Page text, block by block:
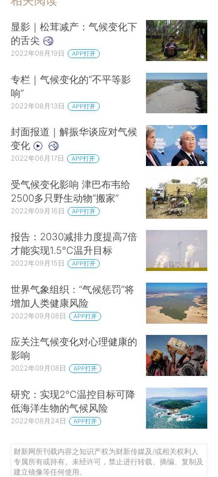
显影｜松茸减产：气候变化下
的舌尖
2022年08月19日 APP打开
专栏｜气候变化的“不平等影
响”
2022年08月13日 APP打开
封面报道｜解振华谈应对气候
变化
2022年06月17日 APP打开
受气候变化影响 津巴布韦给
2500多只野生动物“搬家”
2022年09月16日 APP打开
报告：2030减排力度提高7倍
才能实现1.5℃温升目标
2022年09月15日 APP打开
世界气象组织：“气候惩罚”将
增加人类健康风险
2022年09月08日 APP打开
应关注气候变化对心理健康的
影响
2022年09月08日 APP打开
研究：实现2℃温控目标可降
低海洋生物的气候风险
2022年08月24日 APP打开
财新网所刊载内容之知识产权为财新传媒及/或相关权利人
专属所有或持有。未经许可，禁止进行转载、摘编、复制及
建立镜像等任何使用。